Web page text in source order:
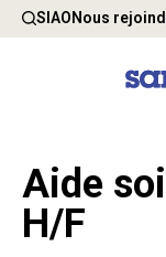
SIAONous
Aide
H/F